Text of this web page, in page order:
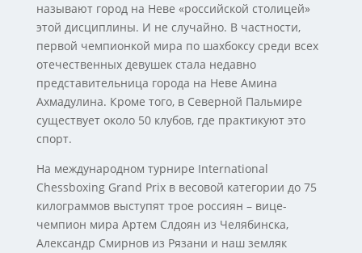
называют город на Неве «российской столицей»
этой дисциплины. И не случайно. В частности,
первой чемпионкой мира по шахбоксу среди всех
отечественных девушек стала недавно
представительница города на Неве Амина
Ахмадулина. Кроме того, в Северной Пальмире
существует около 50 клубов, где практикуют это
спорт.
На международном турнире International
Chessboxing Grand Prix в весовой категории до 75
килограммов выступят трое россиян – вице-
чемпион мира Артем Слдоян из Челябинска,
Александр Смирнов из Рязани и наш земляк